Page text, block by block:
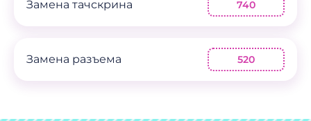
Замена тачскрина 740
Замена разъема 520